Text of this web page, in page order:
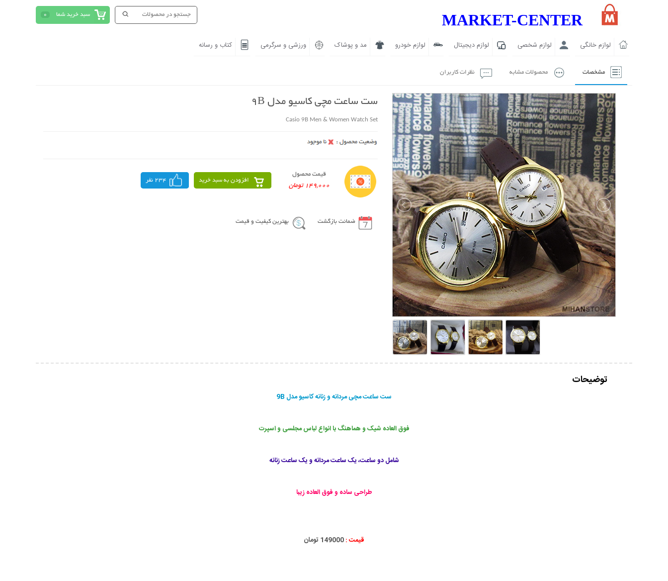
سبد خرید شما 0 MARKET-CENTER
لوازم خانگی لوازم شخصی لوازم دیجیتال لوازم خودرو مد و پوشاک ورزشی و سرگرمی کتاب و رسانه
مشخصات محصولات مشابه نظرات کاربران
ست ساعت مچی کاسیو مدل 9B
Casio 9B Men & Women Watch Set
قیمت محصول
149,000 تومان
افزودن به سبد خرید 234 نفر
ضمانت بازگشت بهترین کیفیت و قیمت
توضیحات
ست ساعت مچی مردانه و زنانه کاسیو مدل 9B
فوق العاده شیک و هماهنگ با انواع لباس مجلسی و اسپرت
شامل دو ساعت، یک ساعت مردانه و یک ساعت زنانه
طراحی ساده و فوق العاده زیبا
قیمت :149000 تومان